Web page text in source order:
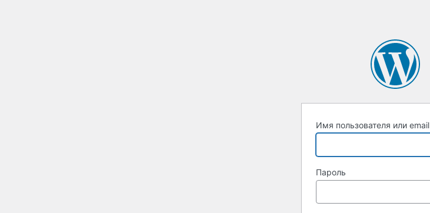
Имя пользователя или email
Пароль